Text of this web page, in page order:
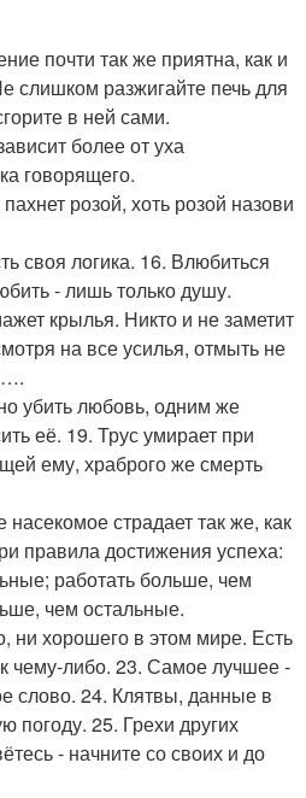
почти так же приятна, как и
слишком разжигайте печь для
в ней сами.
более от уха
говорящего.
розой, хоть розой назови
своя логика. 16. Влюбиться
- лишь только душу.
крылья. Никто и не заметит
на все усилья, отмыть не
….
убить любовь, одним же
её. 19. Трус умирает при
ему, храброго же смерть
страдает так же, как
правила достижения успеха:
работать больше, чем
чем остальные.
ни хорошего в этом мире. Есть
чему-либо. 23. Самое лучшее -
слово. 24. Клятвы, данные в
погоду. 25. Грехи других
- начните со своих и до